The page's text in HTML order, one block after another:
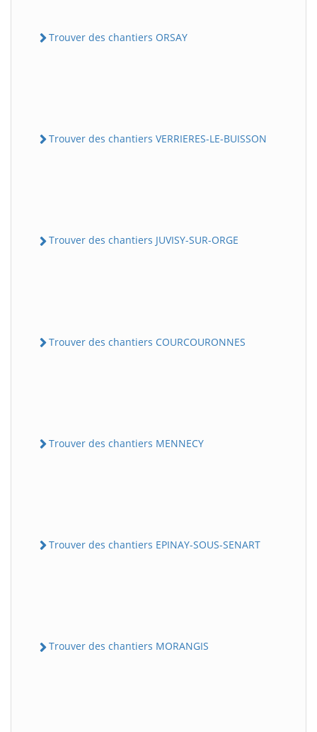
Trouver des chantiers ORSAY
Trouver des chantiers VERRIERES-LE-BUISSON
Trouver des chantiers JUVISY-SUR-ORGE
Trouver des chantiers COURCOURONNES
Trouver des chantiers MENNECY
Trouver des chantiers EPINAY-SOUS-SENART
Trouver des chantiers MORANGIS